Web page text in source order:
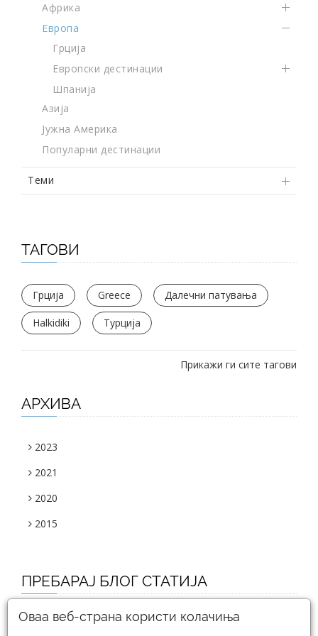
Африка
Европа
Грција
Европски дестинации
Шпанија
Азија
Јужна Америка
Популарни дестинации
Теми
ТАГОВИ
Грција Greece Далечни патувања
Halkidiki Турција
Прикажи ги сите тагови
АРХИВА
2023
2021
2020
2015
ПРЕБАРАЈ БЛОГ СТАТИЈА
Оваа веб-страна користи колачиња